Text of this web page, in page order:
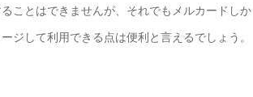
ことはできませんが、それでもメルカードしか
ジして利用できる点は便利と言えるでしょう。